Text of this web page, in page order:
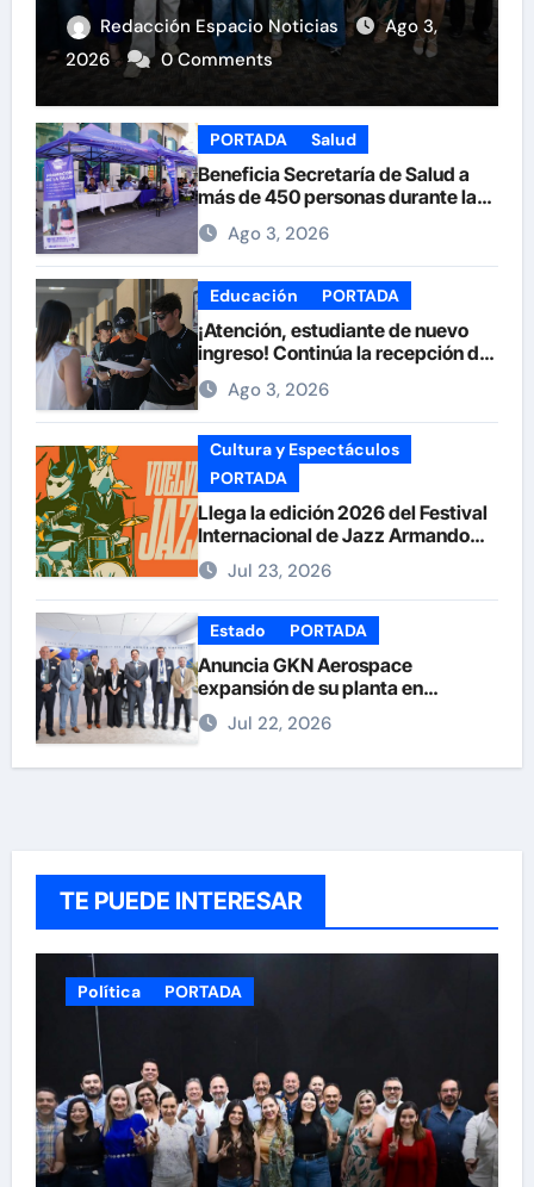
Redacción Espacio Noticias
Ago 3,
2026
0 Comments
PORTADA Salud
Beneficia Secretaría de Salud a
más de 450 personas durante la
Feria de la Salud en la Plaza de
ArmasAgo 3, 2026
Educación PORTADA
¡Atención, estudiante de nuevo
ingreso! Continúa la recepción de
documentos en la UACH.
Ago 3, 2026
Cultura y Espectáculos
PORTADA
Llega la edición 2026 del Festival
Internacional de Jazz Armando
Nuñez
Jul 23, 2026
Estado PORTADA
Anuncia GKN Aerospace
expansión de su planta en
Chihuahua
Jul 22, 2026
TE PUEDE INTERESAR
Política PORTADA